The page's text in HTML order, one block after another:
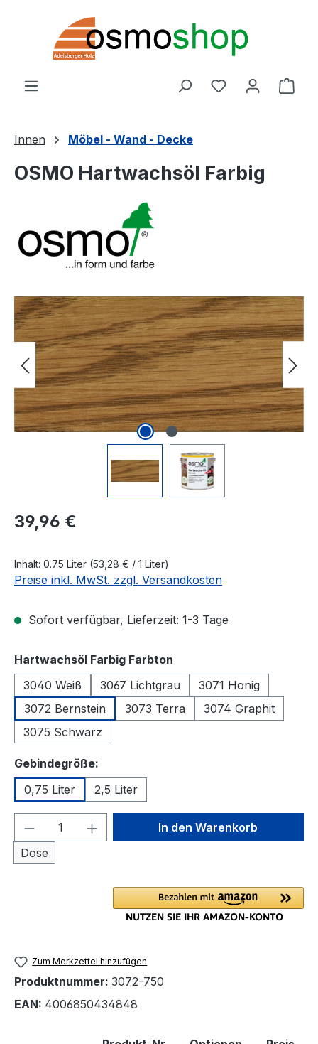
Zum Hauptinhalt springen
Du hast 0
Innen Möbel - Wand - Decke
OSMO Hartwachsöl Farbig
Regulärer Preis:
39,96 €
Inhalt: 0.75 Liter (53,28 € / 1 Liter)
Preise inkl. MwSt. zzgl. Versandkosten
Sofort verfügbar, Lieferzeit: 1-3 Tage
Hartwachsöl Farbig Farbton
3040 Weiß
3067 Lichtgrau
3071 Honig
3072 Bernstein
3073 Terra
3074 Graphit
3075 Schwarz
Gebindegröße:
0,75 Liter
2,5 Liter
Produkt Anzahl: Gib den
Dose
In den Warenkorb
Zum Merkzettel hinzufügen
Produktnummer: 3072-750
EAN: 4006850434848